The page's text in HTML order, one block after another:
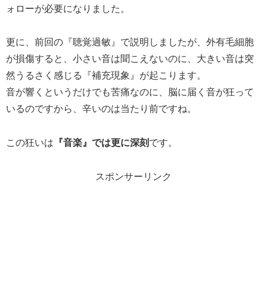
ォローが必要になりました。
更に、前回の『聴覚過敏』で説明しましたが、外有毛細胞
が損傷すると、小さい音は聞こえないのに、大きい音は突
然うるさく感じる『補充現象』が起こります。
音が響くというだけでも苦痛なのに、脳に届く音が狂って
いるのですから、辛いのは当たり前ですね。
この狂いは 『音楽』では更に深刻 です。
スポンサーリンク